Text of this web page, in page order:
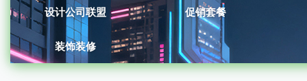
设计公司联盟 促销套餐
装饰装修